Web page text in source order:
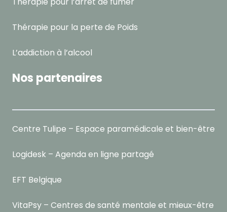
Thérapie pour la perte de Poids
L’addiction à l’alcool
Nos partenaires
Centre Tulipe – Espace paramédicale et bien-être
Logidesk – Agenda en ligne partagé
EFT Belgique
VitaPsy – Centres de santé mentale et mieux-être